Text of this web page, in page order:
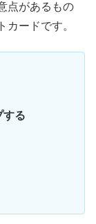
点があるもの
ードです。
する